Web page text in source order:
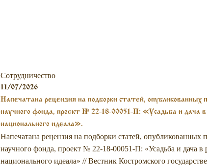
Сотрудничество
11/07/2026
Напечатана рецензия на подборки статей, опубликованных
научного фонда, проект № 22-18-00051-П: «Усадьба и дача
национального идеала».
Напечатана рецензия на подборки статей,
научного фонда, проект № 22-18-00051-П: «Усадьба и дача
национального идеала» // Вестник Костромского